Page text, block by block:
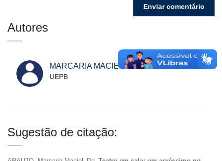
Autores
MARCARIA MACIELI DE ARAUJO
UEPB
Sugestão de citação: